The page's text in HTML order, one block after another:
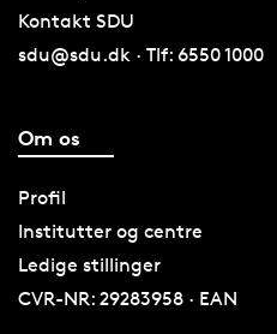
Kontakt SDU
sdu@sdu.dk · Tlf: 6550 1000
Om os
Profil
Institutter og centre
Ledige stillinger
CVR-NR: 29283958 · EAN